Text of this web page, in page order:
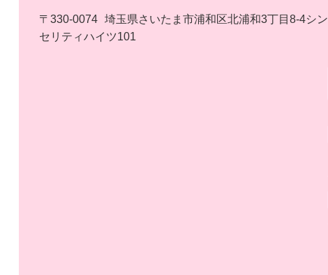
〒330-0074
埼玉県さいたま市浦和区北浦和3丁目8-4シン
セリティハイツ101